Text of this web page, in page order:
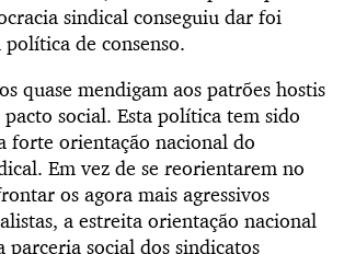
sindical conseguiu dar foi
de consenso.
quase mendigam aos patrões hostis
pacto social. Esta política tem sido
forte orientação nacional do
Em vez de se reorientarem no
os agora mais agressivos
a estreita orientação nacional
parceria social dos sindicatos